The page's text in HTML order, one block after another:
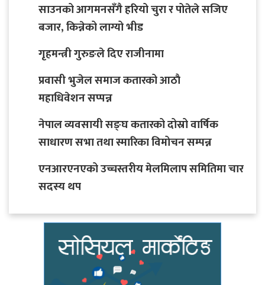
साउनको आगमनसँगै हरियो चुरा र पोतेले सजिए
बजार, किन्नेको लाग्यो भीड
गृहमन्त्री गुरुङले दिए राजीनामा
प्रवासी भुजेल समाज कतारको आठाै
महाधिवेशन सप्पन्न
नेपाल व्यवसायी सङ्घ कतारको दोस्रो वार्षिक
साधारण सभा तथा स्मारिका विमोचन सम्पन्न
एनआरएनएको उच्चस्तरीय मेलमिलाप समितिमा चार
सदस्य थप